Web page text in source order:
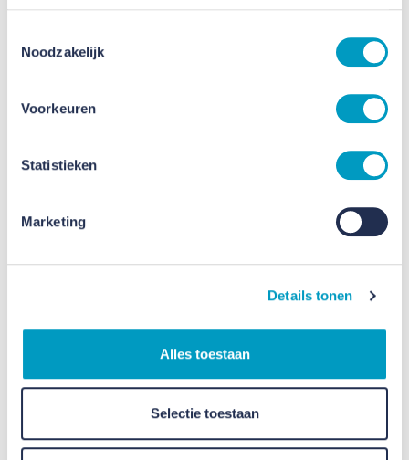
Noodzakelijk
Voorkeuren
Statistieken
Marketing
Details tonen
Alles toestaan
Selectie toestaan
het project De Haren hebben opgenomen.
Onderdeel van Klaar is Case
Klaar is Case is het inspiratieplatform van Bouwend
Nederland, Stroomversnelling en NRP waarin